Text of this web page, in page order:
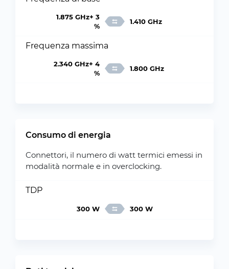
1.875 GHz+ 3
%
1.410 GHz
Frequenza massima
2.340 GHz+ 4
%
1.800 GHz
Consumo di energia
Connettori, il numero di watt termici emessi in
modalità normale e in overclocking.
TDP
300 W 300 W